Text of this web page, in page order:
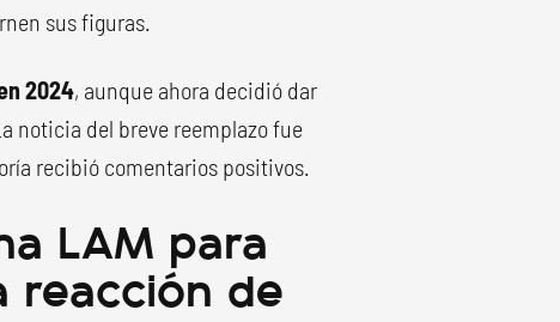
sus figuras.
2024, aunque ahora decidió dar
noticia del breve reemplazo fue
recibió comentarios positivos.
LAM para
reacción de